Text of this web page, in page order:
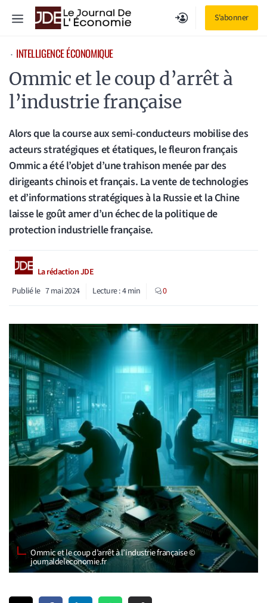
S'abonner
Menu
⋅ INTELLIGENCE ÉCONOMIQUE
Ommic et le coup d’arrêt à
l’industrie française
Alors que la course aux semi-conducteurs mobilise des
acteurs stratégiques et étatiques, le fleuron français
Ommic a été l’objet d’une trahison menée par des
dirigeants chinois et français. La vente de technologies
et d’informations stratégiques à la Russie et la Chine
laisse le goût amer d’un échec de la politique de
protection industrielle française.
La rédaction JDE
Publié le 7 mai 2024 Lecture :4min 0
Ommic et le coup d’arrêt à l’industrie française ©
journaldeleconomie.fr